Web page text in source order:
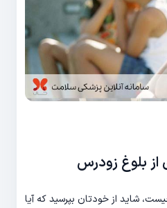
از بلوغ زودرس
شاید از خودتان بپرسید که آیا